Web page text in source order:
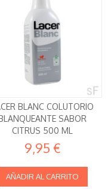
BLANC COLUTORIO
SABOR
CITRUS 500 ML
9,95 €
AÑADIR AL CARRITO